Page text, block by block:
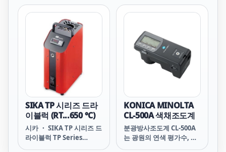
정, 적외선온도(IR)교정, 표
면온도(SU)교정의 추가기
능 가능 RTD, TC등 피교정
센서의 신호측정을 위한 측
정모듈 장착가능 네트워크
통신을 이용 핸드폰, PC 에
서 장비상태 확인가능 특허
받은 스페셜아답터 사용시
안정도 ±0.005 ℃
극치 · 주파장 · 색순도를 측
정하는 색채조도계입니다.
를 사용하면 측정 데이터를
엑셀로 직접 읽어들여 자유
롭게 처리할 수 있을 뿐만
아니라, LED 자동 랭크 분
류, JIS 상관 색온도의 계측
· 표시, 다점 측정(최대 30
점) 시스템의 구축 등을 간
단히 수행할 수 있습니다.
SIKA TP 시리즈 드라
이블럭 (RT...650 °C)
시카 ・ SIKA TP 시리즈 드
라이블럭 TP Series
KONICA MINOLTA
CL-500A 색채조도계
분광방사조도계 CL-500A
는 광원의 연색 평가수, 상